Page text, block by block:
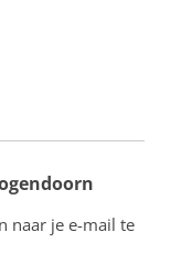
naar je e-mail te